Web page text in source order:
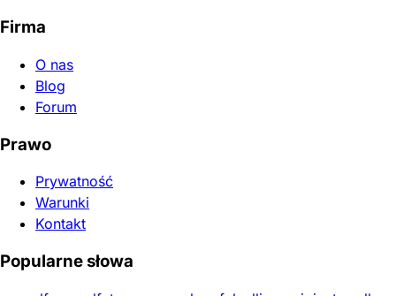
Firma
O nas
Blog
Forum
Prawo
Prywatność
Warunki
Kontakt
Popularne słowa